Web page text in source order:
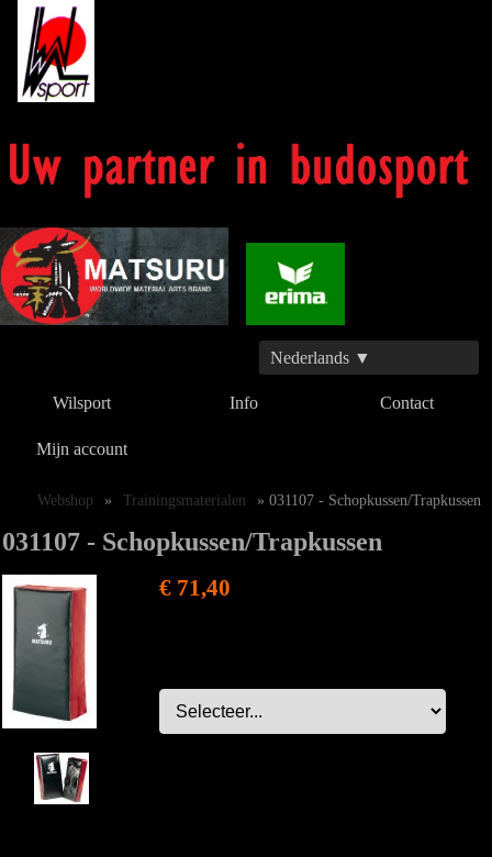
Nederlands ▼
Wilsport Info Contact
Mijn account
Webshop » Trainingsmaterialen » 031107 - Schopkussen/Trapkussen
031107 - Schopkussen/Trapkussen
€ 71,40